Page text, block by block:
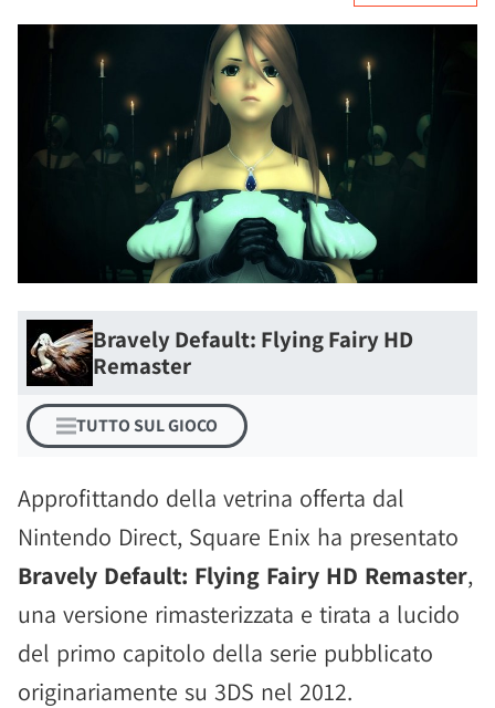
Bravely Default: Flying Fairy HD
Remaster
TUTTO SUL GIOCO
Approfittando della vetrina offerta dal
Nintendo Direct, Square Enix ha presentato
Bravely Default: Flying Fairy HD Remaster,
una versione rimasterizzata e tirata a lucido
del primo capitolo della serie pubblicato
originariamente su 3DS nel 2012.